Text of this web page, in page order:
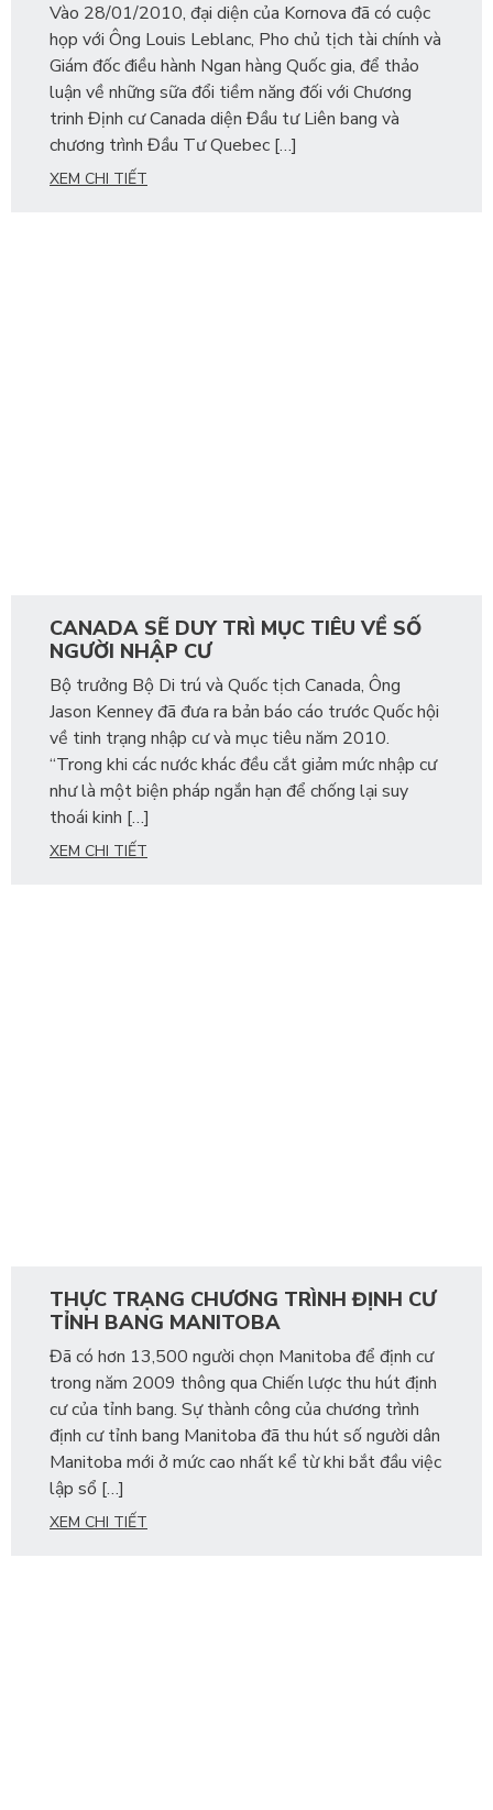
Vào 28/01/2010, đại diện của Kornova đã có cuộc
họp với Ông Louis Leblanc, Pho chủ tịch tài chính và
Giám đốc điều hành Ngan hàng Quốc gia, để thảo
luận về những sữa đổi tiềm năng đối với Chương
trinh Định cư Canada diện Đầu tư Liên bang và
chương trình Đầu Tư Quebec […]
XEM CHI TIẾT
CANADA SẼ DUY TRÌ MỤC TIÊU VỀ SỐ
NGƯỜI NHẬP CƯ
Bộ trưởng Bộ Di trú và Quốc tịch Canada, Ông
Jason Kenney đã đưa ra bản báo cáo trước Quốc hội
về tinh trạng nhập cư và mục tiêu năm 2010.
“Trong khi các nước khác đều cắt giảm mức nhập cư
như là một biện pháp ngắn hạn để chống lại suy
thoái kinh […]
XEM CHI TIẾT
THỰC TRẠNG CHƯƠNG TRÌNH ĐỊNH CƯ
TỈNH BANG MANITOBA
Đã có hơn 13,500 người chọn Manitoba để định cư
trong năm 2009 thông qua Chiến lược thu hút định
cư của tỉnh bang. Sự thành công của chương trình
định cư tỉnh bang Manitoba đã thu hút số người dân
Manitoba mới ở mức cao nhất kể từ khi bắt đầu việc
lập sổ […]
XEM CHI TIẾT